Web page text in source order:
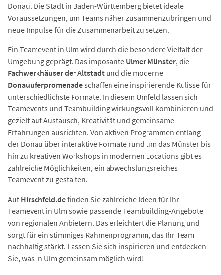
Donau. Die Stadt in Baden-Württemberg bietet ideale
Voraussetzungen, um Teams näher zusammenzubringen und
neue Impulse für die Zusammenarbeit zu setzen.
Ein Teamevent in Ulm wird durch die besondere Vielfalt der
Umgebung geprägt. Das imposante Ulmer Münster, die
Fachwerkhäuser der Altstadt und die moderne
Donauuferpromenadeschaffen eine inspirierende Kulisse für
unterschiedlichste Formate. In diesem Umfeld lassen sich
Teamevents und Teambuilding wirkungsvoll kombinieren und
gezielt auf Austausch, Kreativität und gemeinsame
Erfahrungen ausrichten. Von aktiven Programmen entlang
der Donau über interaktive Formate rund um das Münster bis
hin zu kreativen Workshops in modernen Locations gibt es
zahlreiche Möglichkeiten, ein abwechslungsreiches
Teamevent zu gestalten.
Auf Hirschfeld.definden Sie zahlreiche Ideen für Ihr
Teamevent in Ulm sowie passende Teambuilding-Angebote
von regionalen Anbietern. Das erleichtert die Planung und
sorgt für ein stimmiges Rahmenprogramm, das Ihr Team
nachhaltig stärkt. Lassen Sie sich inspirieren und entdecken
Sie, was in Ulm gemeinsam möglich wird!